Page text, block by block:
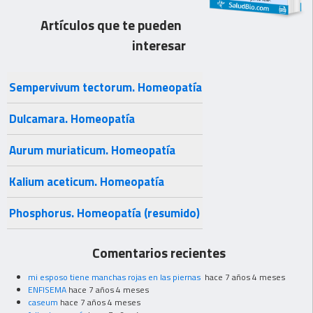
Artículos que te pueden
interesar
Sempervivum tectorum. Homeopatía
Dulcamara. Homeopatía
Aurum muriaticum. Homeopatía
Kalium aceticum. Homeopatía
Phosphorus. Homeopatía (resumido)
Comentarios recientes
mi esposo tiene manchas rojas en las piernas hace 7 años 4 meses
ENFISEMA hace 7 años 4 meses
caseum hace 7 años 4 meses